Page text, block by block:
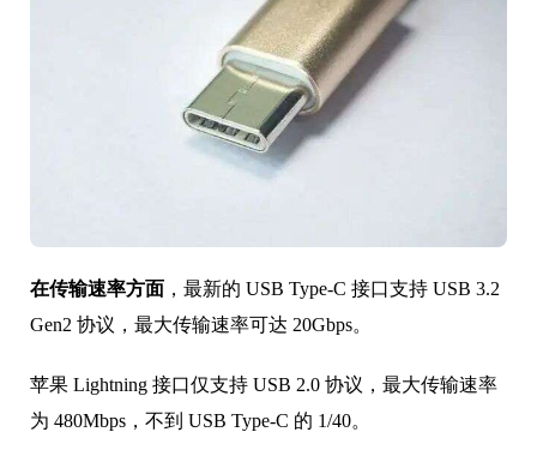
在传输速率方面 ，最新的 USB Type-C 接口支持 USB 3.2
Gen2 协议，最大传输速率可达 20Gbps。
苹果 Lightning 接口仅支持 USB 2.0 协议，最大传输速率
为 480Mbps，不到 USB Type-C 的 1/40。